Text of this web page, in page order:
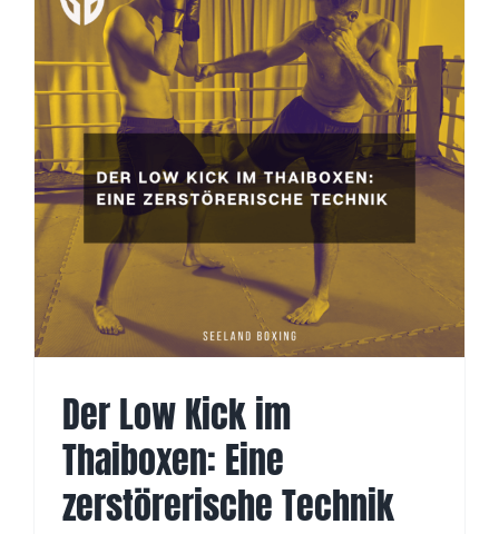
Der Low Kick im
Thaiboxen: Eine
zerstörerische Technik